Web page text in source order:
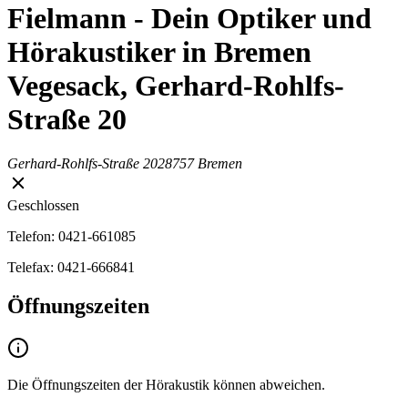
Fielmann - Dein Optiker und
Hörakustiker in Bremen
Vegesack, Gerhard-Rohlfs-
Straße 20
Gerhard-Rohlfs-Straße 2028757 Bremen
Geschlossen
Telefon: 0421-661085
Telefax: 0421-666841
Öffnungszeiten
Die Öffnungszeiten der Hörakustik können abweichen.